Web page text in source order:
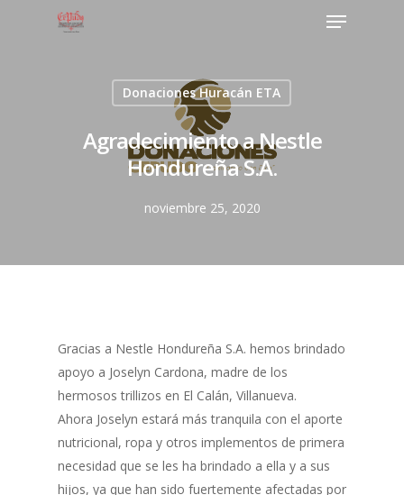
Donaciones Huracán ETA
Agradecimiento a Nestle
Hondureña S.A.
noviembre 25, 2020
Gracias a Nestle Hondureña S.A. hemos brindado
apoyo a Joselyn Cardona, madre de los
hermosos trillizos en El Calán, Villanueva.
Ahora Joselyn estará más tranquila con el aporte
nutricional, ropa y otros implementos de primera
necesidad que se les ha brindado a ella y a sus
hijos, ya que han sido fuertemente afectadas por